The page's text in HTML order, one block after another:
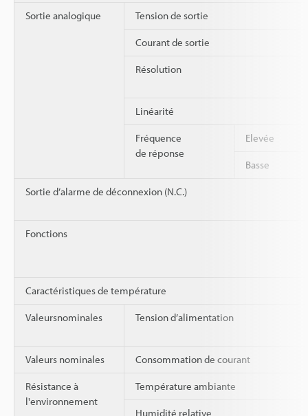
Sortie analogique Tension de sortie
Courant de sortie
Résolution
Linéarité
Fréquence
de réponse
Elevée
Basse
Sortie d’alarme de déconnexion (N.C.)
Fonctions
Caractéristiques de température
Valeursnominales Tension d’alimentation
Valeurs nominales Consommation de courant
Résistance à
l'environnement
Température ambiante
Humidité relative